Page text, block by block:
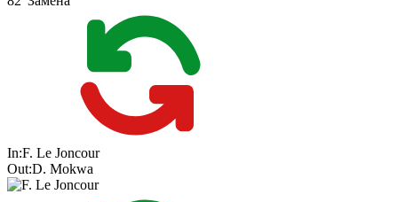
In:F. Le Joncour
Out:D. Mokwa